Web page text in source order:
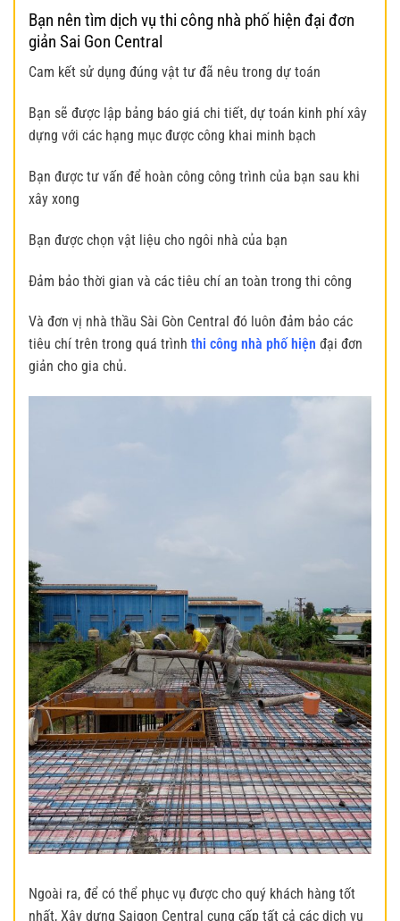
Bạn nên tìm dịch vụ thi công nhà phố hiện đại đơn
giản Sai Gon Central
Cam kết sử dụng đúng vật tư đã nêu trong dự toán
Bạn sẽ được lập bảng báo giá chi tiết, dự toán kinh phí xây
dựng với các hạng mục được công khai minh bạch
Bạn được tư vấn để hoàn công công trình của bạn sau khi
xây xong
Bạn được chọn vật liệu cho ngôi nhà của bạn
Đảm bảo thời gian và các tiêu chí an toàn trong thi công
Và đơn vị nhà thầu Sài Gòn Central đó luôn đảm bảo các
tiêu chí trên trong quá trình thi công nhà phố hiện đại đơn
giản cho gia chủ.
Ngoài ra, để có thể phục vụ được cho quý khách hàng tốt
nhất, Xây dựng Saigon Central cung cấp tất cả các dịch vụ